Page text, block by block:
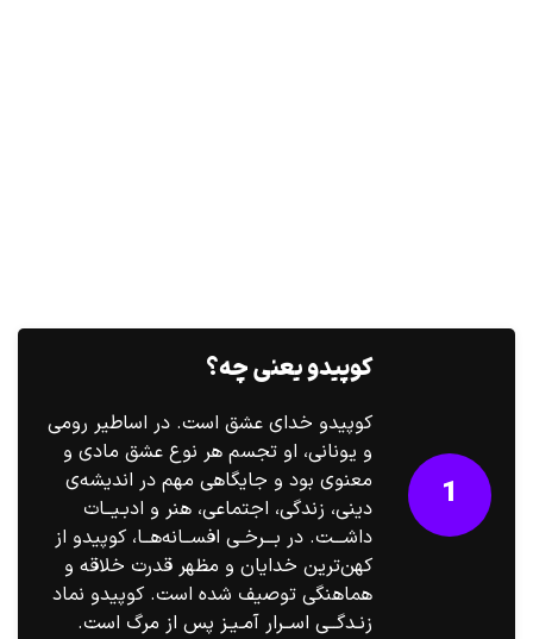
1
کوپیدو یعنی چه؟
کوپیدو خدای عشق است. در اساطیر رومی
و یونانی، او تجسم هر نوع عشق مادی و
معنوی بود و جایگاهی مهم در اندیشه‌ی
دینی، زندگی، اجتماعی، هنر و ادبـیــات
داشـــت. در بـــرخـی افســانه‌هــا، کوپیدو از
کهن‌ترین خدایان و مظهر قدرت خلاقه و
هماهنگی توصیف شده است. کوپیدو نماد
زنـدگــی اســرار آمـیـز پس از مرگ است.